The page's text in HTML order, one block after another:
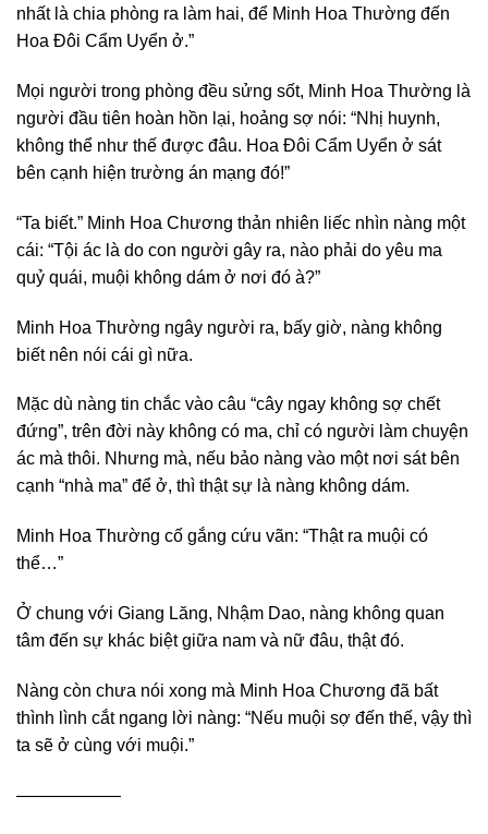
nhất là chia phòng ra làm hai, để Minh Hoa Thường đến
Hoa Đôi Cẩm Uyển ở.”
Mọi người trong phòng đều sửng sốt, Minh Hoa Thường là
người đầu tiên hoàn hồn lại, hoảng sợ nói: “Nhị huynh,
không thể như thế được đâu. Hoa Đôi Cẩm Uyển ở sát
bên cạnh hiện trường án mạng đó!”
“Ta biết.” Minh Hoa Chương thản nhiên liếc nhìn nàng một
cái: “Tội ác là do con người gây ra, nào phải do yêu ma
quỷ quái, muội không dám ở nơi đó à?”
Minh Hoa Thường ngây người ra, bấy giờ, nàng không
biết nên nói cái gì nữa.
Mặc dù nàng tin chắc vào câu “cây ngay không sợ chết
đứng”, trên đời này không có ma, chỉ có người làm chuyện
ác mà thôi. Nhưng mà, nếu bảo nàng vào một nơi sát bên
cạnh “nhà ma” để ở, thì thật sự là nàng không dám.
Minh Hoa Thường cố gắng cứu vãn: “Thật ra muội có
thể…”
Ở chung với Giang Lăng, Nhậm Dao, nàng không quan
tâm đến sự khác biệt giữa nam và nữ đâu, thật đó.
Nàng còn chưa nói xong mà Minh Hoa Chương đã bất
thình lình cắt ngang lời nàng: “Nếu muội sợ đến thế, vậy thì
ta sẽ ở cùng với muội.”
——————